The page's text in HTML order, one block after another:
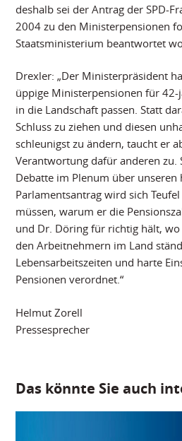
deshalb sei der Antrag der SPD-
2004 zu den Ministerpensionen
Staatsministerium beantwortet
Drexler: „Der Ministerpräsident
üppige Ministerpensionen für
in die Landschaft passen. Statt
Schluss zu ziehen und diesen
schleunigst zu ändern, taucht er
Verantwortung dafür anderen zu.
Debatte im Plenum über unseren
Parlamentsantrag wird sich
müssen, warum er die
und Dr. Döring für richtig hält,
den Arbeitnehmern im Land
Lebensarbeitszeiten und harte
Pensionen verordnet.“
Helmut Zorell
Pressesprecher
Das könnte Sie auch